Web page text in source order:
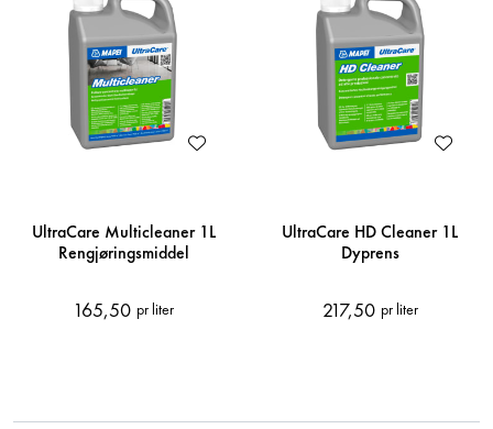
UltraCare Multicleaner 1L
Rengjøringsmiddel
165,50 pr liter
UltraCare HD Cleaner 1L
Dyprens
217,50 pr liter